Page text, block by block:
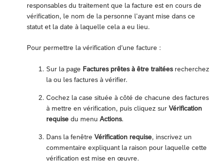
responsables du traitement que la facture est en cours de
vérification, le nom de la personne l'ayant mise dans ce
statut et la date à laquelle cela a eu lieu.
Pour permettre la vérification d’une facture :
Sur la page Factures prêtes à être traitéesrecherchez
la ou les factures à vérifier.
Cochez la case située à côté de chacune des factures
à mettre en vérification, puis cliquez sur Vérification
requise du menu Actions.
Dans la fenêtre Vérification requise, inscrivez un
commentaire expliquant la raison pour laquelle cette
vérification est mise en œuvre.